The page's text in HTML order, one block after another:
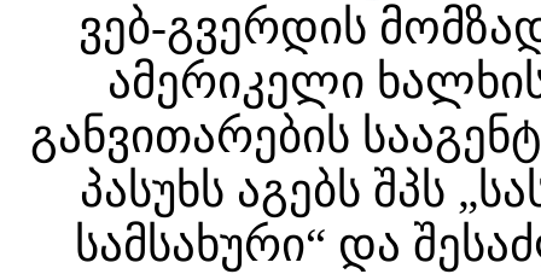
ვებ-გვერდის
ამერიკელი
განვითარების
პასუხს აგებს შპს
სამსახური“ და